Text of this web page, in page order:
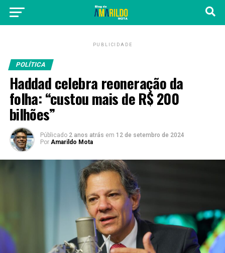
PUBLICIDADE
POLÍTICA
Haddad celebra reoneração da
folha: “custou mais de R$ 200
bilhões”
Públicado 2 anos atrás em 12 de setembro de 2024
Por Amarildo Mota